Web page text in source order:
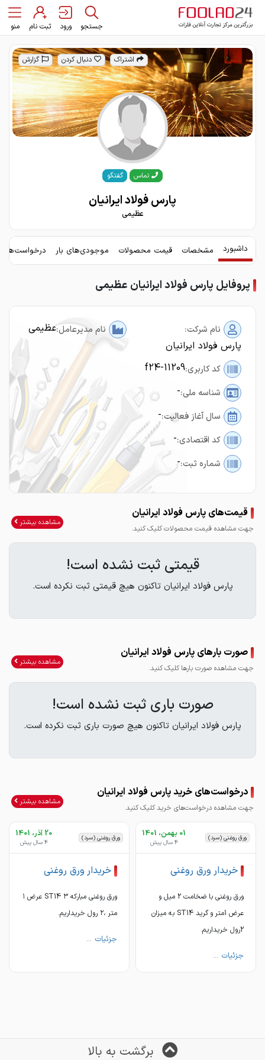
جستجو ورود ثبت نام منو
اشتراک دنبال کردن گزارش
تماس گفتگو
پارس فولاد ایرانیان
عظیمی
داشبورد مشخصات قیمت محصولات موجودی‌های بار
پروفایل پارس فولاد ایرانیان عظیمی
نام شرکت:
پارس فولاد ایرانیان
نام مدیرعامل:عظیمی
کد کاربری:f24-11209
شناسه ملی:-
سال آغاز فعالیت:-
کد اقتصادی:-
شماره ثبت:-
قیمت‌های پارس فولاد ایرانیان
جهت مشاهده قیمت محصولات کلیک کنید.
مشاهده بیشتر
قیمتی ثبت نشده است!
پارس فولاد ایرانیان تاکنون هیچ قیمتی ثبت نکرده است.
صورت بارهای پارس فولاد ایرانیان
جهت مشاهده صورت بارها کلیک کنید.
مشاهده بیشتر
صورت باری ثبت نشده است!
پارس فولاد ایرانیان تاکنون هیچ صورت باری ثبت نکرده است.
درخواست‌های خرید پارس فولاد ایرانیان
جهت مشاهده درخواست‌های خرید کلیک کنید.
مشاهده بیشتر
ورق روغنی (سرد) 01 بهمن، 1401
4 سال پیش
خریدار ورق روغنی
ورق روغنی با ضخامت 2 میل و
عرض 1متر و گرید ST14 به میزان
2رول خریداریم.
جزئیات ...
ورق روغنی (سرد) 20 آذر، 1401
4 سال پیش
خریدار ورق روغنی
ورق روغنی مبارکه ST14 ۳ عرض ۱
متر ،۲ رول خریداریم.
جزئیات ...
برگشت به بالا